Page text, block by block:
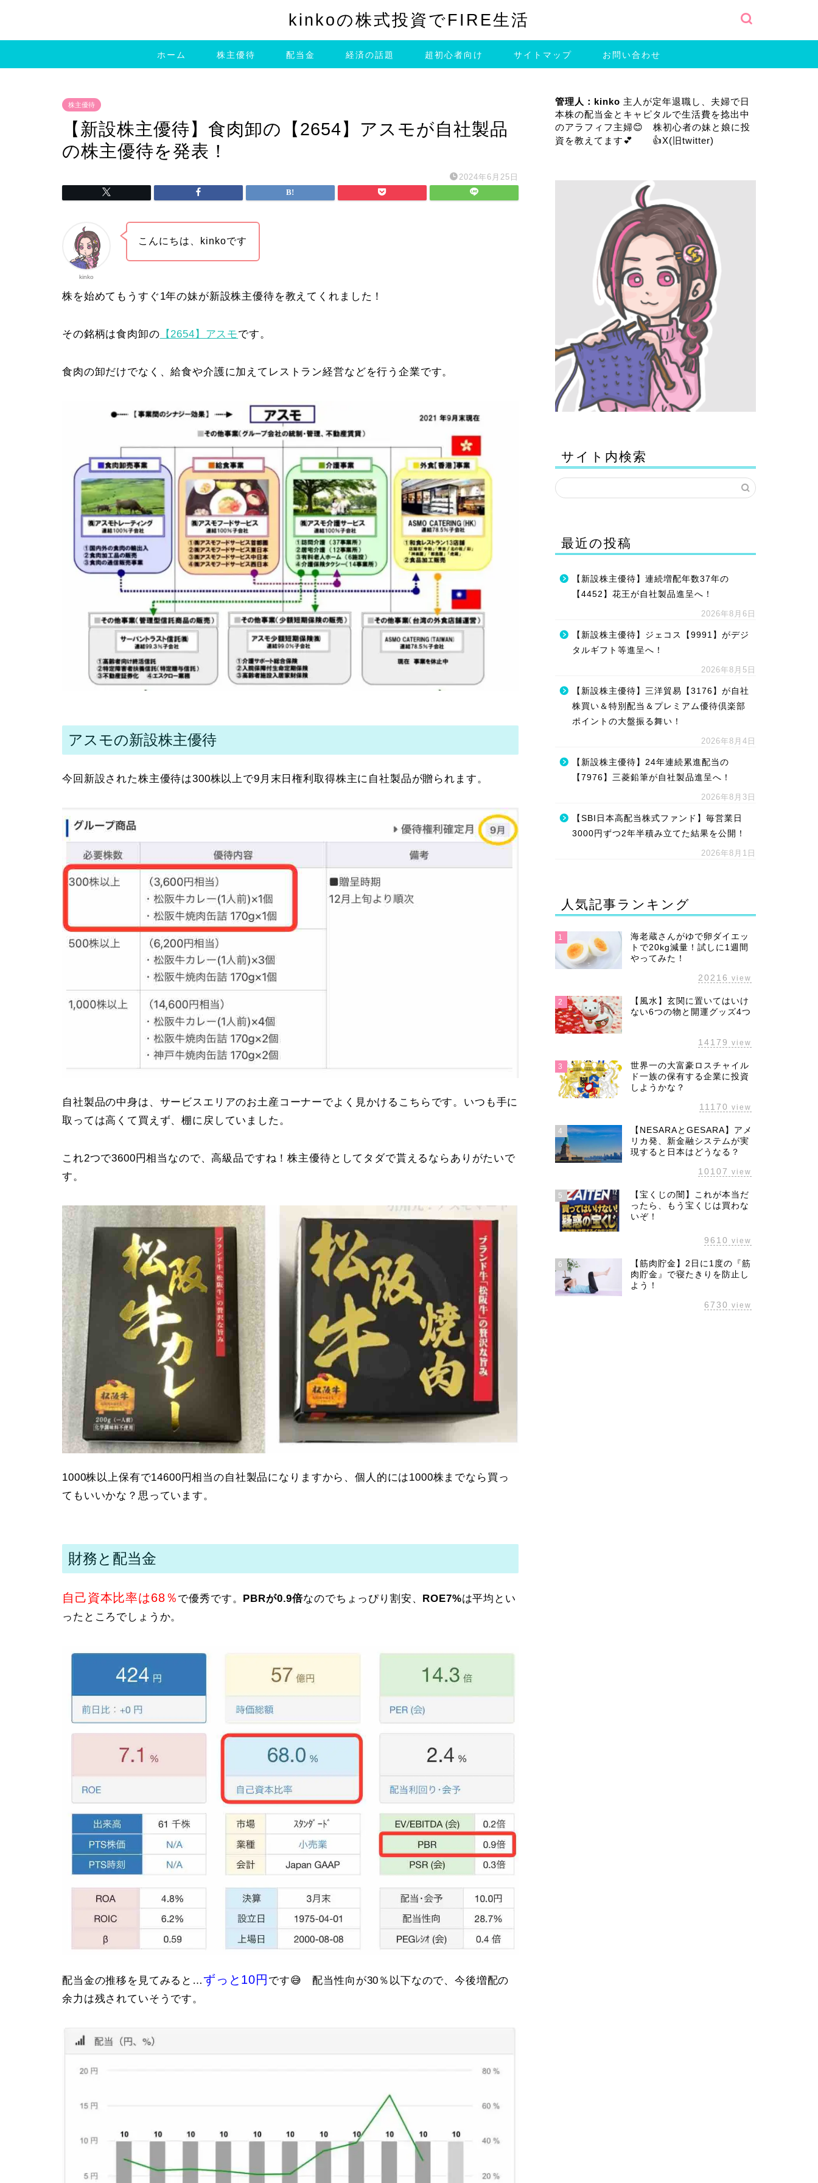
kinkoの株式投資でFIRE生活
ホーム 株主優待 配当金 経済の話題 超初心者向け サイトマップ お問い合わせ
株主優待
【新設株主優待】食肉卸の【2654】アスモが自社製品
の株主優待を発表！
2024年6月25日
kinko
こんにちは、kinkoです
株を始めてもうすぐ1年の妹が新設株主優待を教えてくれました！
その銘柄は食肉卸の 【2654】アスモです。
食肉の卸だけでなく、給食や介護に加えてレストラン経営などを行う企業です。
アスモの新設株主優待
今回新設された株主優待は300株以上で9月末日権利取得株主に自社製品が贈られます。
自社製品の中身は、サービスエリアのお土産コーナーでよく見かけるこちらです。いつも手に
取っては高くて買えず、棚に戻していました。
これ2つで3600円相当なので、高級品ですね！株主優待としてタダで貰えるならありがたいで
す。
1000株以上保有で14600円相当の自社製品になりますから、個人的には1000株までなら買っ
てもいいかな？思っています。
財務と配当金
自己資本比率は68％ で優秀です。 PBRが0.9倍なのでちょっぴり割安、 ROE7%は平均とい
ったところでしょうか。
配当金の推移を見てみると…ずっと10円 です😅 配当性向が30％以下なので、今後増配の
余力は残されていそうです。
管理人：kinko 主人が定年退職し、夫婦で日
本株の配当金とキャピタルで生活費を捻出中
のアラフィフ主婦😊 株初心者の妹と娘に投
資を教えてます💕 👍X(旧twitter)
サイト内検索
最近の投稿
【新設株主優待】連続増配年数37年の
【4452】花王が自社製品進呈へ！
2026年8月6日
【新設株主優待】ジェコス【9991】がデジ
タルギフト等進呈へ！
2026年8月5日
【新設株主優待】三洋貿易【3176】が自社
株買い＆特別配当＆プレミアム優待倶楽部
ポイントの大盤振る舞い！
2026年8月4日
【新設株主優待】24年連続累進配当の
【7976】三菱鉛筆が自社製品進呈へ！
2026年8月3日
【SBI日本高配当株式ファンド】毎営業日
3000円ずつ2年半積み立てた結果を公開！
2026年8月1日
人気記事ランキング
1
海老蔵さんがゆで卵ダイエッ
トで20kg減量！試しに1週間
やってみた！
20216 view
2
【風水】玄関に置いてはいけ
ない6つの物と開運グッズ4つ
14179 view
3
世界一の大富豪ロスチャイル
ド一族の保有する企業に投資
しようかな？
11170 view
4
【NESARAとGESARA】アメ
リカ発、新金融システムが実
現すると日本はどうなる？
10107 view
5
【宝くじの闇】これが本当だ
ったら、もう宝くじは買わな
いぞ！
9610 view
6
【筋肉貯金】2日に1度の『筋
肉貯金』で寝たきりを防止し
よう！
6730 view